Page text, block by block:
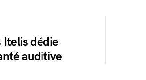
Itelis dédie
auditive